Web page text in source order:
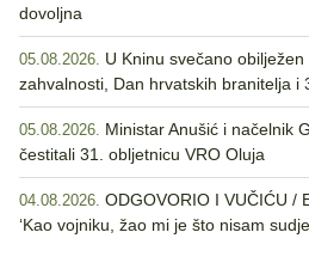
dovoljna
05.08.2026. U Kninu svečano
zahvalnosti, Dan hrvatskih branitelja i
05.08.2026. Ministar Anušić i načelnik
čestitali 31. obljetnicu VRO Oluja
04.08.2026. ODGOVORIO I VUČIĆU /
‘Kao vojniku, žao mi je što nisam